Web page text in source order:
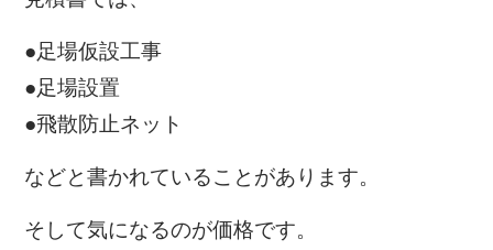
●足場仮設工事
●足場設置
●飛散防止ネット
などと書かれていることがあります。
そして気になるのが価格です。